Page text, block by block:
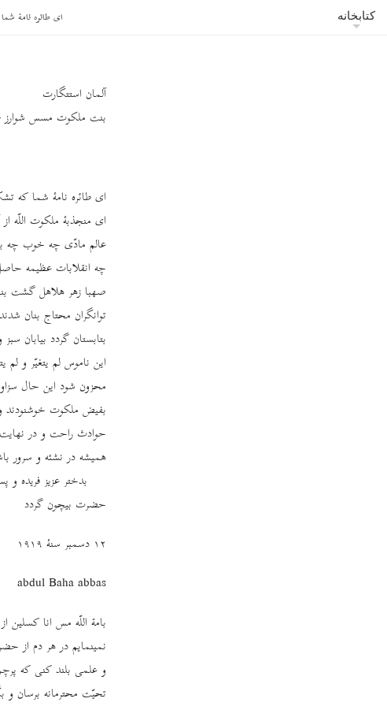
کتابخانه ای طائره نامۀ
آلمان استتگارت
بنت ملکوت مسس شوارز
ای طائره نامۀ شما که
ای منجذبۀ ملکوت اللّه
عالم مادّی چه خوب چه
چه انقلابات عظیمه
صهبا زهر هلاهل گشت
توانگران محتاج بنان
بتابستان گردد بیابان
این ناموس لم‌ یتغیّر و
محزون شود این حال
بفیض ملکوت خوشنودند
حوادث راحت و در نهایت
همیشه در نشئه و سرور
بدختر عزیز فریده
حضرت بیچون گردد
١٢ دسمبر سنۀ ١٩١٩
abdul Baha abbas
بامة ‌اللّه مس انا
نمینمایم در هر دم از
و علمی بلند کنی که
تحیّت محترمانه برسان